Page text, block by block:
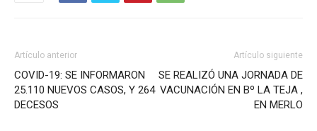
Artículo anterior
COVID-19: SE INFORMARON
25.110 NUEVOS CASOS, Y 264
DECESOS
Artículo siguiente
SE REALIZÓ UNA JORNADA DE
VACUNACIÓN EN Bº LA TEJA ,
EN MERLO